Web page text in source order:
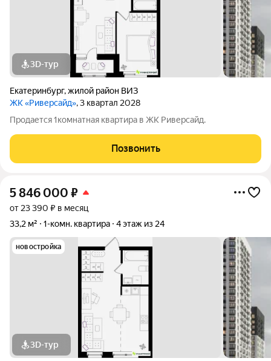
3D-тур
Екатеринбург,жилой район ВИЗ
ЖК «Риверсайд», 3 квартал 2028
Продается 1комнатная квартира в ЖК Риверсайд.
Позвонить
5 846 000 ₽
от 23 390 ₽ в месяц
33,2 м²
1-комн. квартира 4 этаж из 24
новостройка
3D-тур